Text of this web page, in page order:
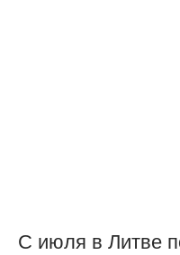
С июля в Литве